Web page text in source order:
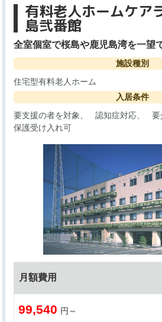
有料老人ホームケア
島弐番館
全室個室で桜島や鹿児島湾を一望
施設種別
住宅型有料老人ホーム
入居条件
要支援の者を対象
認知症対応 要
保護受け入れ可
月額費用
99,540 円～